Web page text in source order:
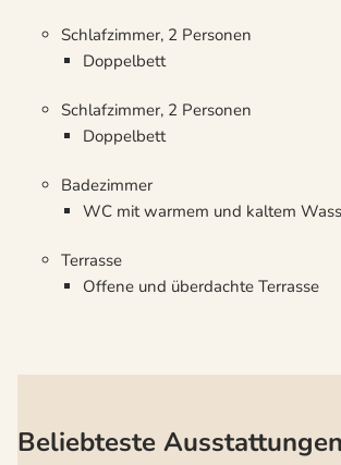
Schlafzimmer, 2 Personen
Doppelbett
Schlafzimmer, 2 Personen
Doppelbett
Badezimmer
WC mit warmem und kaltem
Terrasse
Offene und überdachte Terrasse
Beliebteste Ausstattungen